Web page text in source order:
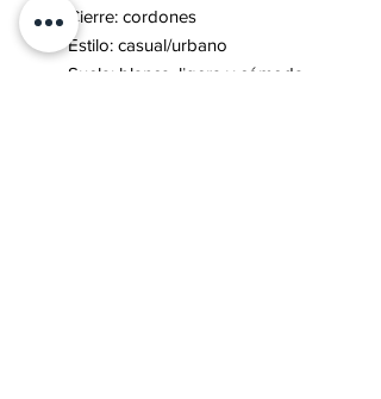
Cierre: cordones
Estilo: casual/urbano
Suela: blanca, ligera y cómoda